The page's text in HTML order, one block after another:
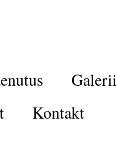
Galerii
Kontakt